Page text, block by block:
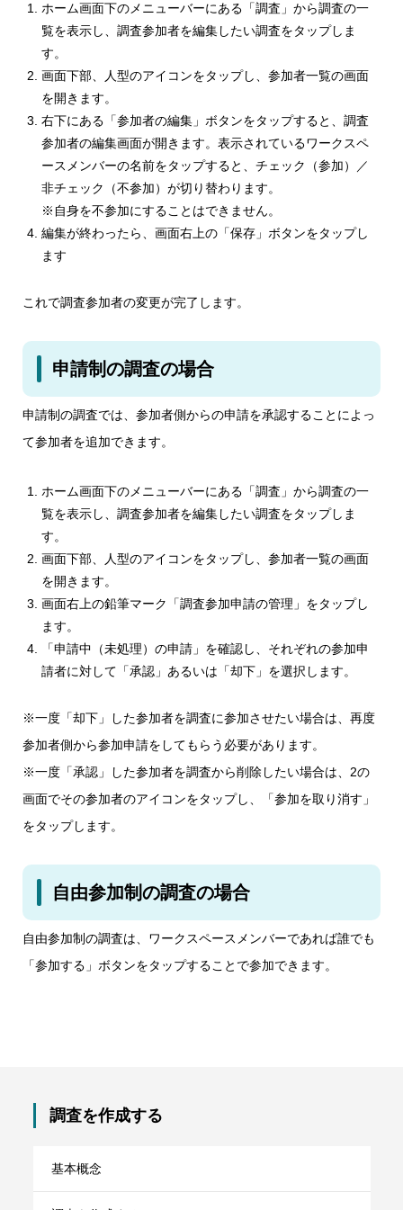
ホーム画面下のメニューバーにある「調査」から調査の一
覧を表示し、調査参加者を編集したい調査をタップしま
す。
画面下部、人型のアイコンをタップし、参加者一覧の画面
を開きます。
右下にある「参加者の編集」ボタンをタップすると、調査
参加者の編集画面が開きます。表示されているワークスペ
ースメンバーの名前をタップすると、チェック（参加）／
非チェック（不参加）が切り替わります。
※自身を不参加にすることはできません。
編集が終わったら、画面右上の「保存」ボタンをタップし
ます
これで調査参加者の変更が完了します。
申請制の調査の場合
申請制の調査では、参加者側からの申請を承認することによっ
て参加者を追加できます。
ホーム画面下のメニューバーにある「調査」から調査の一
覧を表示し、調査参加者を編集したい調査をタップしま
す。
画面下部、人型のアイコンをタップし、参加者一覧の画面
を開きます。
画面右上の鉛筆マーク「調査参加申請の管理」をタップし
ます。
「申請中（未処理）の申請」を確認し、それぞれの参加申
請者に対して「承認」あるいは「却下」を選択します。
※一度「却下」した参加者を調査に参加させたい場合は、再度
参加者側から参加申請をしてもらう必要があります。
※一度「承認」した参加者を調査から削除したい場合は、2の
画面でその参加者のアイコンをタップし、「参加を取り消す」
をタップします。
自由参加制の調査の場合
自由参加制の調査は、ワークスペースメンバーであれば誰でも
「参加する」ボタンをタップすることで参加できます。
調査を作成する
基本概念